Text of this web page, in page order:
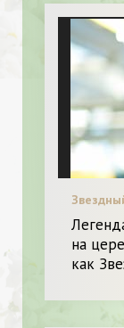
на
как